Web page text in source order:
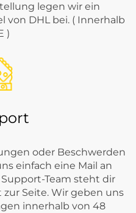
legen wir ein
von DHL bei. ( Innerhalb
)
oder Beschwerden
einfach eine Mail an
Support-Team steht dir
Seite. Wir geben uns
innerhalb von 48